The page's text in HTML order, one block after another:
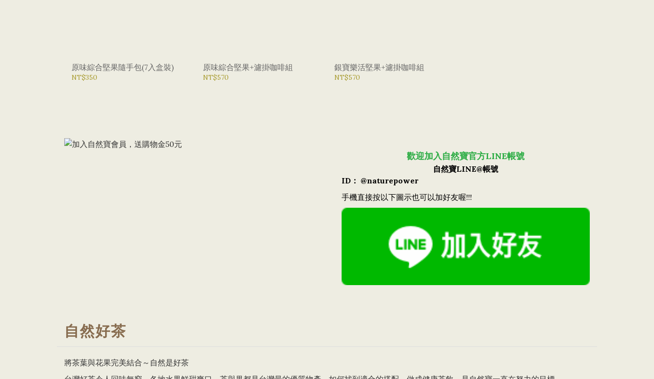
原味綜合堅果隨手包(7入盒裝)
NT$350
原味綜合堅果+濾掛咖啡組
NT$570
銀寶樂活堅果+濾掛咖啡組
NT$570
歡迎加入自然寶官方LINE帳號
自然寶LINE@帳號
ID： @naturepower
手機直接按以下圖示也可以加好友喔!!!
自然好茶
將茶葉與花果完美結合～自然是好茶